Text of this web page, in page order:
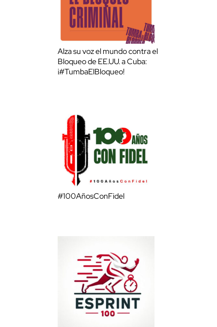
Alza su voz el mundo contra el
Bloqueo de EE.UU. a Cuba:
¡#TumbaElBloqueo!
#100AñosConFidel